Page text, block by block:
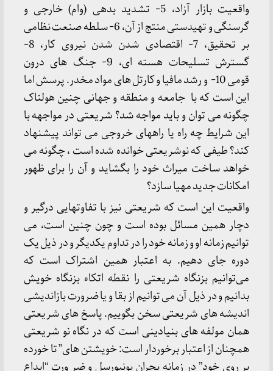
واقعیت بازار آزاد، 5- تشدید بدهی (وام) خارجی و
گرسنگی و تهیدستی منتج از آن، 6- سلطه صنعت نظامی
بر تحقیق، 7- اقتصادی شدن شدن نیروی کار، 8-
گسترش تسلیحات هسته ای، 9- جنگ های درون
قومی 10- و رشد مافیا و کارتل های مواد مخدر. پرسش اما
این است که با جامعه و منطقه و جهانی چنین هولناک
چگونه می توان و باید مواجه شد؟ شریعتی در مواجهه با
این شرایط چه راه یا راههای خروجی می تواند پیشنهاد
کند؟ طیفی که نوشریعتی خوانده شده است ، چگونه می
خواهد ساخت میراث خود را بگشاید و آن را برای ظهور
امکانات جدید مهیا سازد؟
واقعیت این است که شریعتی نیز با تفاوتهایی درگیر و
دچار همین مسائل بوده است و چون چنین است، می
توانیم زمانه او و زمانه خود را در تداوم یکدیگر و در ذیل یک
دوره جای دهیم. به اعتبار همین اشتراک است که
می‌توانیم بزنگاه شریعتی را نقطه اتکاء بزنگاه خویش
بدانیم و در ذیل آن می توانیم از بقا و یا ضرورت بازاندیشی
اندیشه های شریعتی سخن بگوییم. پاسخ های شریعتی
همان مولفه های بنیادینی است که در نگاه نو شریعتی
همچنان از اعتبار برخوردار است: خویشتن های” تا خورده
بر روی خود” در زمانه بحران یونیورسل و ضر ورت “ابداع